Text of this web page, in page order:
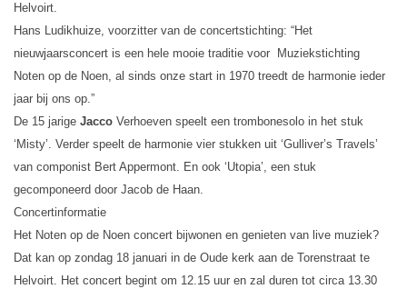
Helvoirt.
Hans Ludikhuize, voorzitter van de concertstichting: “Het
nieuwjaarsconcert is een hele mooie traditie voor Muziekstichting
Noten op de Noen, al sinds onze start in 1970 treedt de harmonie ieder
jaar bij ons op.”
De 15 jarige Jacco Verhoeven speelt een trombonesolo in het stuk
‘Misty’. Verder speelt de harmonie vier stukken uit ‘Gulliver’s Travels’
van componist Bert Appermont. En ook ‘Utopia’, een stuk
gecomponeerd door Jacob de Haan.
Concertinformatie
Het Noten op de Noen concert bijwonen en genieten van live muziek?
Dat kan op zondag 18 januari in de Oude kerk aan de Torenstraat te
Helvoirt. Het concert begint om 12.15 uur en zal duren tot circa 13.30